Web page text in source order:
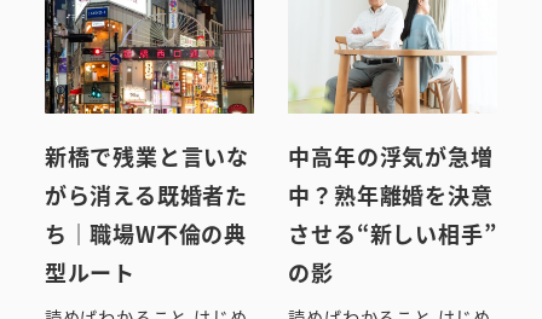
新橋で残業と言いな
がら消える既婚者た
ち｜職場W不倫の典
型ルート
中高年の浮気が急増
中？熟年離婚を決意
させる“新しい相手”
の影